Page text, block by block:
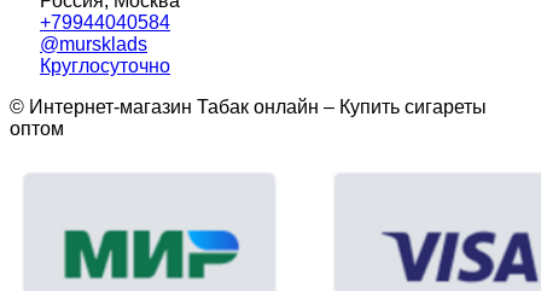
+79944040584
@mursklads
Круглосуточно
© Интернет-магазин Табак онлайн – Купить сигареты
оптом